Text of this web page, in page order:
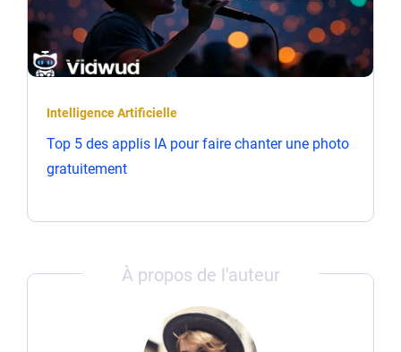
Intelligence Artificielle
Top 5 des applis IA pour faire chanter une photo
gratuitement
À propos de l'auteur